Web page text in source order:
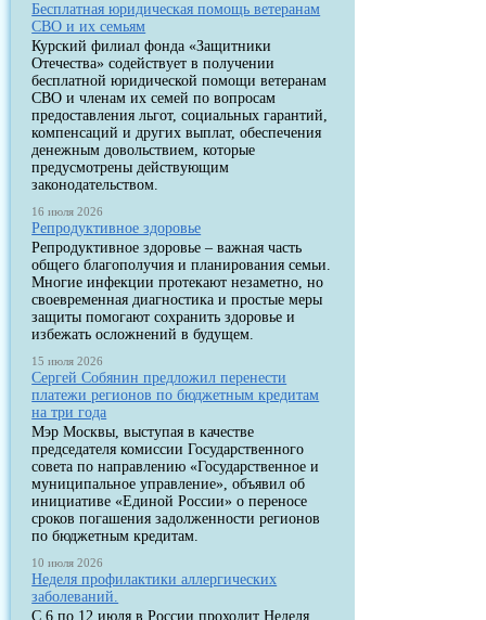
Бесплатная юридическая помощь ветеранам
СВО и их семьям
Курский филиал фонда «Защитники
Отечества» содействует в получении
бесплатной юридической помощи ветеранам
СВО и членам их семей по вопросам
предоставления льгот, социальных гарантий,
компенсаций и других выплат, обеспечения
денежным довольствием, которые
предусмотрены действующим
законодательством.
16 июля 2026
Репродуктивное здоровье
Репродуктивное здоровье – важная часть
общего благополучия и планирования семьи.
Многие инфекции протекают незаметно, но
своевременная диагностика и простые меры
защиты помогают сохранить здоровье и
избежать осложнений в будущем.
15 июля 2026
Сергей Собянин предложил перенести
платежи регионов по бюджетным кредитам
на три года
Мэр Москвы, выступая в качестве
председателя комиссии Государственного
совета по направлению «Государственное и
муниципальное управление», объявил об
инициативе «Единой России» о переносе
сроков погашения задолженности регионов
по бюджетным кредитам.
10 июля 2026
Неделя профилактики аллергических
заболеваний.
С 6 по 12 июля в России проходит Неделя